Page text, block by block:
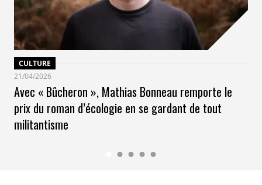
CULTURE
21/04/2026
Avec « Bûcheron », Mathias Bonneau remporte le
prix du roman d’écologie en se gardant de tout
militantisme